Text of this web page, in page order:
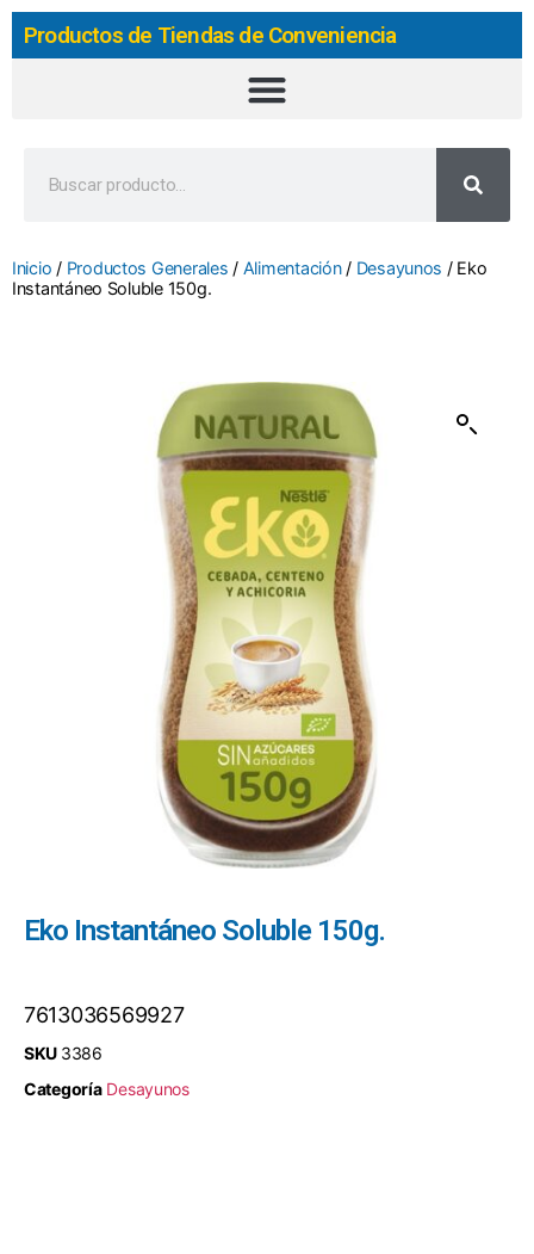
Productos de Tiendas de Conveniencia
Inicio / Productos Generales / Alimentación/ Desayunos / Eko
Instantáneo Soluble 150g.
Eko Instantáneo Soluble 150g.
7613036569927
SKU 3386
Categoría Desayunos